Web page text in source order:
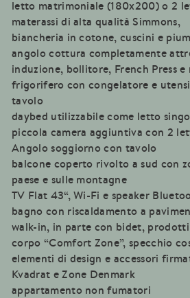
letto matrimoniale (180x200) o 2
materassi di alta qualità Simmons,
biancheria in cotone, cuscini e
angolo cottura completamente
induzione, bollitore, French Press
frigorifero con congelatore e
tavolo
daybed utilizzabile come letto
piccola camera aggiuntiva con 2
Angolo soggiorno con tavolo
balcone coperto rivolto a sud con
paese e sulle montagne
TV Flat 43“, Wi-Fi e speaker
bagno con riscaldamento a
walk-in, in parte con bidet,
corpo “Comfort Zone”, specchio
elementi di design e accessori
Kvadrat e Zone Denmark
appartamento non fumatori